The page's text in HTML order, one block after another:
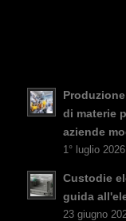
di materie
aziende
1° luglio
Custodie
guida
23 giugno
PT
CS
DA
FI